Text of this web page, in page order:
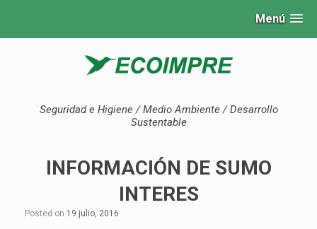
Menú
Seguridad e Higiene / Medio Ambiente / Desarrollo
Sustentable
INFORMACIÓN DE SUMO
INTERES
Posted on 19 julio, 2016